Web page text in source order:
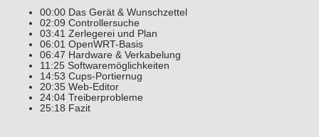
00:00 Das Gerät & Wunschzettel
02:09 Controllersuche
03:41 Zerlegerei und Plan
06:01 OpenWRT-Basis
06:47 Hardware & Verkabelung
11:25 Softwaremöglichkeiten
14:53 Cups-Portiernug
20:35 Web-Editor
24:04 Treiberprobleme
25:18 Fazit